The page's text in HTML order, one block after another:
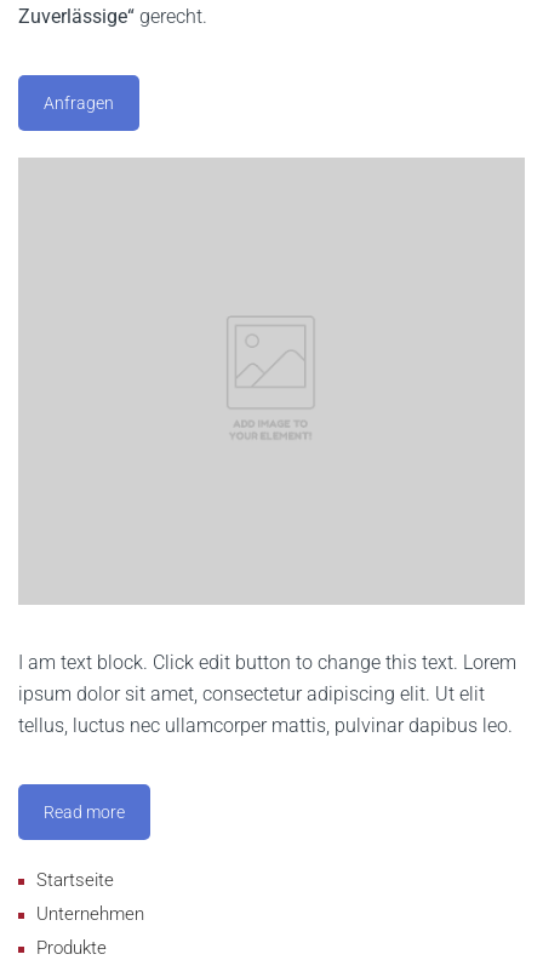
Zuverlässige“ gerecht.
Anfragen
I am text block. Click edit button to change this text. Lorem
ipsum dolor sit amet, consectetur adipiscing elit. Ut elit
tellus, luctus nec ullamcorper mattis, pulvinar dapibus leo.
Read more
Startseite
Unternehmen
Produkte